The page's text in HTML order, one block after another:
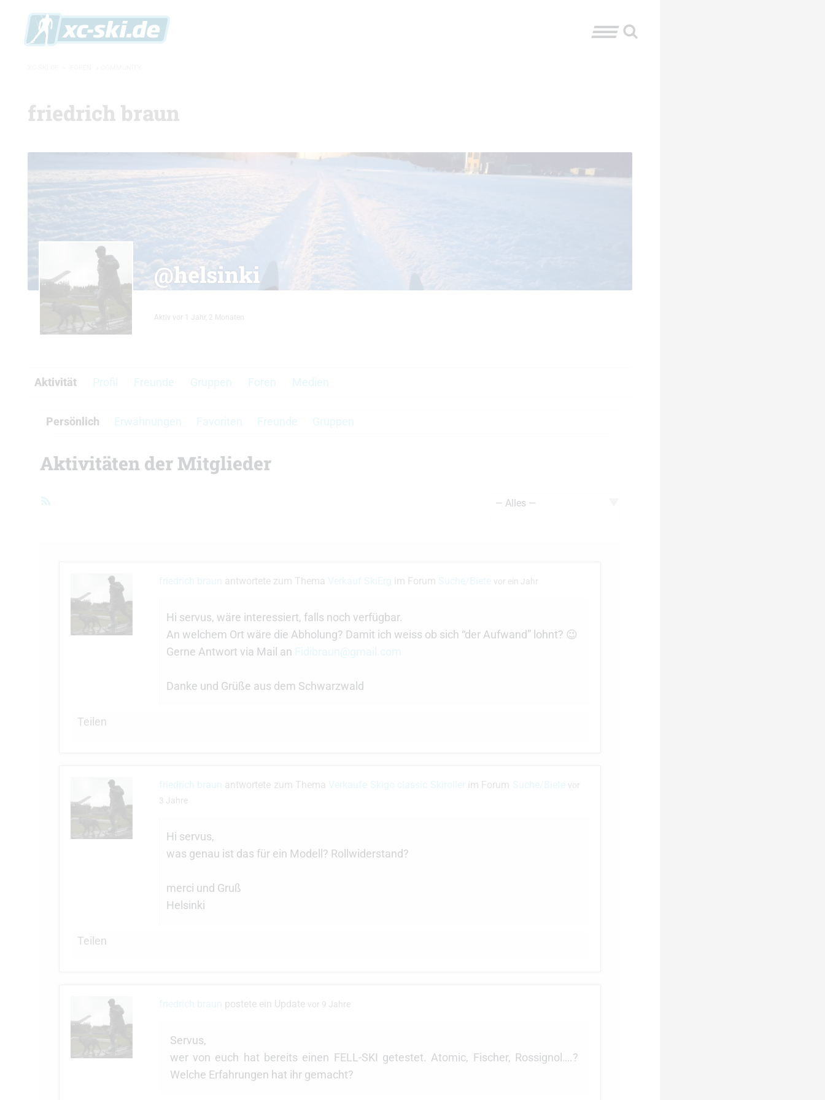
friedrich braun
@helsinki
Aktiv vor 1 Jahr, 2 Monaten
Aktivität Profil Freunde Gruppen Foren Medien
Persönlich Erwähnungen Favoriten Freunde Gruppen
Aktivitäten der Mitglieder
friedrich braun antwortete zum Thema Verkauf SkiErg im Forum Suche/Biete vor ein Jahr
Hi servus, wäre interessiert, falls noch verfügbar.
An welchem Ort wäre die Abholung? Damit ich weiss ob sich “der Aufwand” lohnt? 😉
Gerne Antwort via Mail an
Danke und Grüße aus dem Schwarzwald
Teilen
friedrich braun antwortete zum Thema Verkaufe Skigo classic Skiroller im Forum Suche/Biete vor
3 Jahre
Hi servus,
was genau ist das für ein Modell? Rollwiderstand?
merci und Gruß
Helsinki
Teilen
friedrich braun postete ein Update vor 9 Jahre
Servus,
wer von euch hat bereits einen FELL-SKI getestet. Atomic, Fischer, Rossignol….?
Welche Erfahrungen hat ihr gemacht?